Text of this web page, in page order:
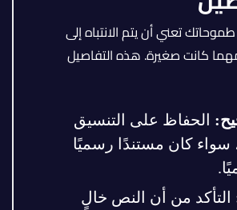
تعني أن يتم الانتباه إلى
كانت صغيرة. هذه التفاصيل
: الحفاظ على التنسيق
سواء كان مستندًا رسميًا
التأكد من أن النص خالٍ